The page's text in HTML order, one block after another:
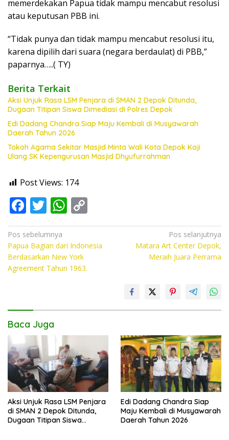
memerdekakan Papua tidak mampu mencabut resolusi
atau keputusan PBB ini.
“Tidak punya dan tidak mampu mencabut resolusi itu,
karena dipilih dari suara (negara berdaulat) di PBB,”
paparnya…..( TY)
Berita Terkait
Aksi Unjuk Rasa LSM Penjara di SMAN 2 Depok Ditunda,
Dugaan Titipan Siswa Dimediasi di Polres Depok
Edi Dadang Chandra Siap Maju Kembali di Musyawarah
Daerah Tahun 2026
Tokoh Agama Sekitar Masjid Minta Wali Kota Depok Kaji
Ulang SK Kepengurusan Masjid Dhyufurrahman
Post Views: 174
F
ac
e
b
o
T
w
itt
er
W
h
at
s
A
o
p
y
Navigasi
pos
Pos sebelumnya
Papua Bagian dari Indonesia
Berdasarkan New York
Agreement Tahun 1963.
Pos selanjutnya
Matara Art Center Depok,
Meraih Juara Perrama
Baca Juga
Aksi Unjuk Rasa LSM Penjara
di SMAN 2 Depok Ditunda,
Dugaan Titipan Siswa
Edi Dadang Chandra Siap
Maju Kembali di Musyawarah
Daerah Tahun 2026